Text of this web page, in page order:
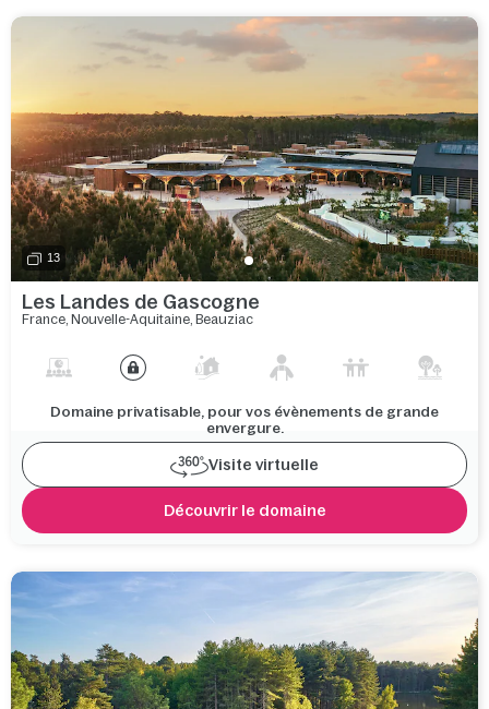
13
Les Landes de Gascogne
France Nouvelle-Aquitaine Beauziac
Domaine privatisable, pour vos évènements de grande
envergure.
Visite virtuelle
Découvrir le domaine